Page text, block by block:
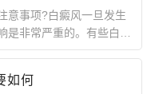
意事项?白癜风一旦发生
是非常严重的。有些白癜
如何